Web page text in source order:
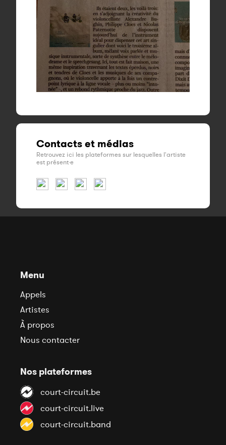
Contacts et médias
Retrouvez ici les plateformes sur lesquelles l'artiste
est présent·e
Menu
Appels
Artistes
À propos
Nous contacter
Nos plateformes
court-circuit.be
court-circuit.live
court-circuit.band